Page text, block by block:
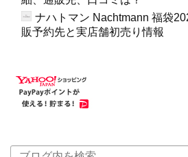
ナハトマン Nachtmann 福袋
販予約先と実店舗初売り情報